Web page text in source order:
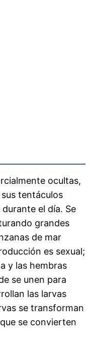
ocultas,
tentáculos
el día. Se
grandes
de mar
es sexual;
y las hembras
se unen para
las larvas
se transforman
se convierten